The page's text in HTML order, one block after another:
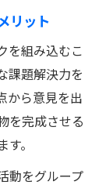
リット
を組み込むこ
課題解決力を
から意見を出
を完成させる
。
動をグループ